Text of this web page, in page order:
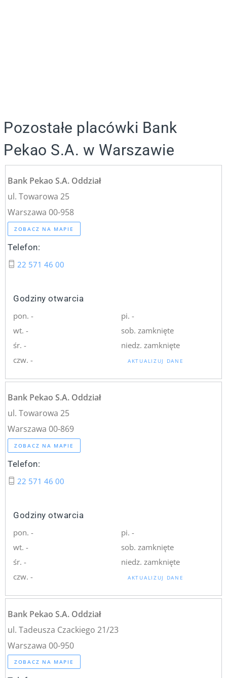
Pozostałe placówki Bank
Pekao S.A. w Warszawie
Bank Pekao S.A. Oddział
ul. Towarowa 25
Warszawa 00-958
ZOBACZ NA MAPIE
Telefon:
22 571 46 00
Godziny otwarcia
pon. -
wt. -
śr. -
czw. -
pi. -
sob. zamknięte
niedz. zamknięte
AKTUALIZUJ DANE
Bank Pekao S.A. Oddział
ul. Towarowa 25
Warszawa 00-869
ZOBACZ NA MAPIE
Telefon:
22 571 46 00
Godziny otwarcia
pon. -
wt. -
śr. -
czw. -
pi. -
sob. zamknięte
niedz. zamknięte
AKTUALIZUJ DANE
Bank Pekao S.A. Oddział
ul. Tadeusza Czackiego 21/23
Warszawa 00-950
ZOBACZ NA MAPIE